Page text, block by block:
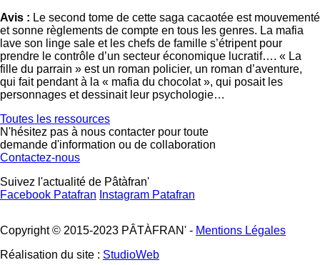
Avis : Le second tome de cette saga cacaotée est mouvementé
et sonne règlements de compte en tous les genres. La mafia
lave son linge sale et les chefs de famille s’étripent pour
prendre le contrôle d’un secteur économique lucratif…. « La
fille du parrain » est un roman policier, un roman d’aventure,
qui fait pendant à la « mafia du chocolat », qui posait les
personnages et dessinait leur psychologie…
Toutes les ressources
N'hésitez pas à nous contacter pour toute
demande d'information ou de collaboration
Contactez-nous
Suivez l'actualité de Pâtàfran'
Facebook Patafran Instagram Patafran
Copyright © 2015-2023 PÂTÀFRAN' - Mentions Légales
Réalisation du site : StudioWeb